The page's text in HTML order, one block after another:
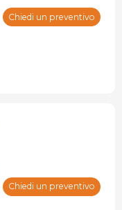
Chiedi un preventivo
Chiedi un preventivo